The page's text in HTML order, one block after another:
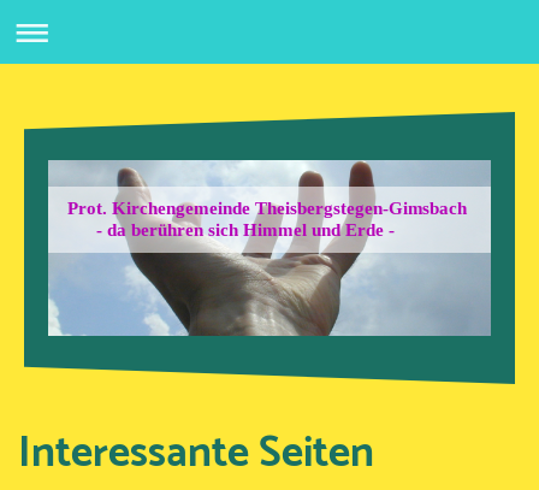
Prot. Kirchengemeinde Theisbergstegen-Gimsbach
- da berühren sich Himmel und Erde -
Interessante Seiten